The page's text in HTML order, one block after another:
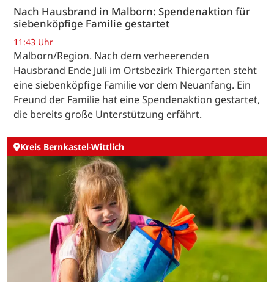
Nach Hausbrand in Malborn: Spendenaktion für
siebenköpfige Familie gestartet
11:43 Uhr
Malborn/Region. Nach dem verheerenden
Hausbrand Ende Juli im Ortsbezirk Thiergarten steht
eine siebenköpfige Familie vor dem Neuanfang. Ein
Freund der Familie hat eine Spendenaktion gestartet,
die bereits große Unterstützung erfährt.
Kreis Bernkastel-Wittlich